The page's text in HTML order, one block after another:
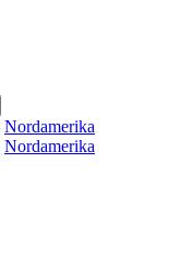
Nordamerika
Nordamerika